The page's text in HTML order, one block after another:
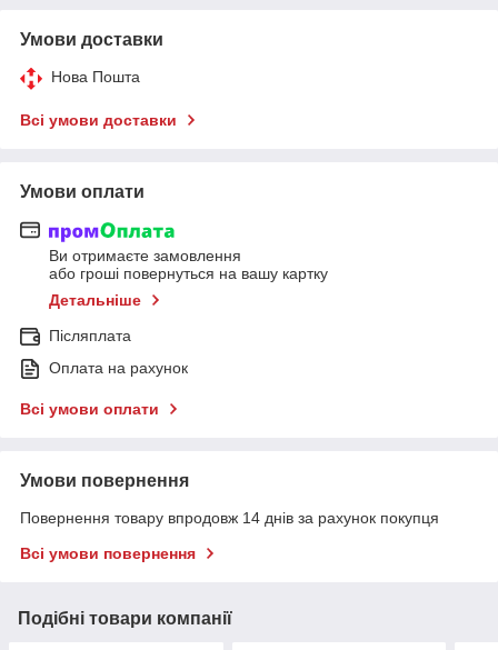
Умови доставки
Нова Пошта
Всі умови доставки
Умови оплати
Ви отримаєте замовлення
або гроші повернуться на вашу картку
Детальніше
Післяплата
Оплата на рахунок
Всі умови оплати
Умови повернення
Повернення товару впродовж 14 днів за рахунок покупця
Всі умови повернення
Подібні товари компанії